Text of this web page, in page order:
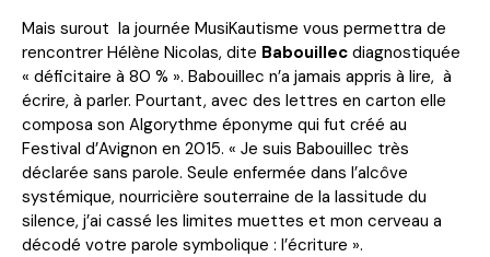
Mais surout la journée MusiKautisme vous permettra de
rencontrer Hélène Nicolas, dite Babouillec diagnostiquée
« déficitaire à 80 % ». Babouillec n’a jamais appris à lire, à
écrire, à parler. Pourtant, avec des lettres en carton elle
composa son Algorythme éponyme qui fut créé au
Festival d’Avignon en 2015. « Je suis Babouillec très
déclarée sans parole. Seule enfermée dans l’alcôve
systémique, nourricière souterraine de la lassitude du
silence, j’ai cassé les limites muettes et mon cerveau a
décodé votre parole symbolique : l’écriture ».